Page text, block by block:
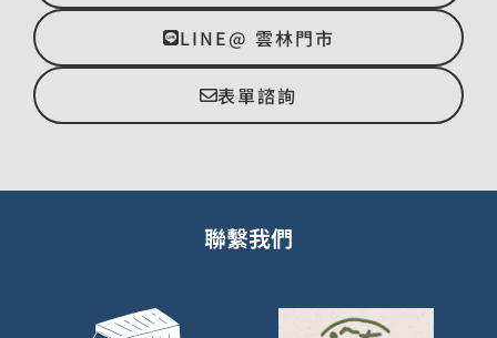
LINE@ 雲林門市
表單諮詢
聯繫我們